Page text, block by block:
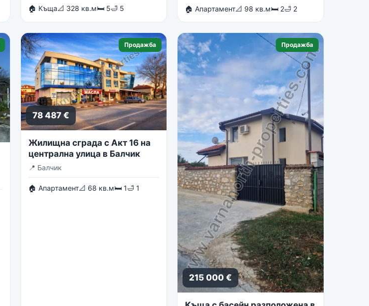
🏠 Къща📐 328 кв.м🛏 5🛁 5 🏠 Апартамент📐 98 кв.м🛏 2🛁 2
Продажба
78 487 €
Жилищна сграда с Акт 16 на
централна улица в Балчик
📍 Балчик
🏠 Апартамент📐 68 кв.м🛏 1🛁 1
Продажба
215 000 €